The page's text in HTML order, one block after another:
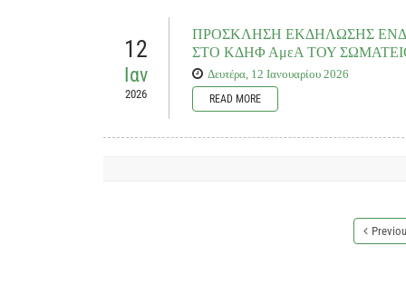
ΑΙΤΗΣΗ-ΩΦΕΛΟΥΜΕΝΩΝ_ΚΑΛΟΣ-
ΥΠΕΥΘΥΝΗ-ΔΗΛΩΣΗ-ΓΟΝΕΑ-Η-
ΥΠΕΥΘΥΝΗ-ΔΗΛΩΣΗ-ΙΔΡΥΜΑΤΟΣ_ΚΑΛΟΣ-
φτώχειας», που συγχρηματοδοτείται από το Ευρωπαϊκό
με αισθητηριακές αναπηρίες, ή με νοητική υστέρηση, ή με
Documents to download
12
Ιαν
2026
ΠΡΟΣΚΛΗΣΗ ΕΚΔΗΛΩΣΗΣ
ΣΤΟ ΚΔΗΦ ΑμεΑ ΤΟΥ
Δευτέρα, 12 Ιανουαρίου 2026
READ MORE
Το Σωματείο «ΔΙΚΑΙΩΜΑ ΣΤΗ ΖΩΗ», στο πλαίσιο